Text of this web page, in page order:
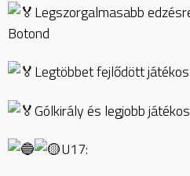
Legszorgalmasabb
Botond
Legtöbbet fejlődött
Gólkirály és legjobb
U17: